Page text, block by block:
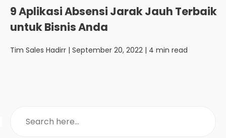
9 Aplikasi Absensi Jarak Jauh Terbaik
untuk Bisnis Anda
Tim Sales Hadirr | September 20, 2022 | 4 min read